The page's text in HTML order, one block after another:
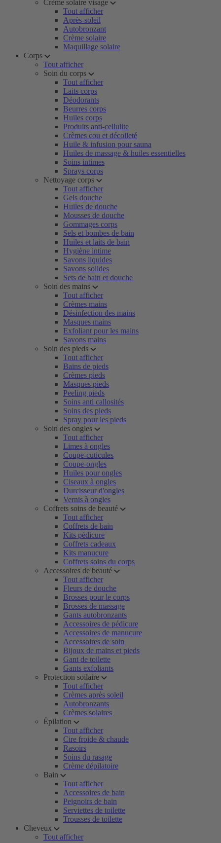
Crème solaire visage
Tout afficher
Après-soleil
Autobronzant
Crème solaire
Maquillage solaire
Corps
Tout afficher
Soin du corps
Tout afficher
Laits corps
Déodorants
Beurres corps
Huiles corps
Produits anti-cellulite
Crèmes cou et décolleté
Huile & infusion pour sauna
Huiles de massage & huiles essentielles
Soins intimes
Sprays corps
Nettoyage corps
Tout afficher
Gels douche
Huiles de douche
Mousses de douche
Gommages corps
Sels et bombes de bain
Huiles et laits de bain
Hygiène intime
Savons liquides
Savons solides
Sets de bain et douche
Soin des mains
Tout afficher
Crèmes mains
Désinfection des mains
Masques mains
Exfoliant pour les mains
Savons mains
Soin des pieds
Tout afficher
Bains de pieds
Crèmes pieds
Masques pieds
Peeling pieds
Soins anti callosités
Soins des pieds
Spray pour les pieds
Soin des ongles
Tout afficher
Limes à ongles
Coupe-cuticules
Coupe-ongles
Huiles pour ongles
Ciseaux à ongles
Durcisseur d'ongles
Vernis à ongles
Coffrets soins de beauté
Tout afficher
Coffrets de bain
Kits pédicure
Coffrets cadeaux
Kits manucure
Coffrets soins du corps
Accessoires de beauté
Tout afficher
Fleurs de douche
Brosses pour le corps
Brosses de massage
Gants autobronzants
Accessoires de pédicure
Accessoires de manucure
Accessoires de soin
Bijoux de mains et pieds
Gant de toilette
Gants exfoliants
Protection soilaire
Tout afficher
Crèmes après soleil
Autobronzants
Crèmes solaires
Épilation
Tout afficher
Cire froide & chaude
Rasoirs
Soins du rasage
Crème dépilatoire
Bain
Tout afficher
Accessoires de bain
Peignoirs de bain
Serviettes de toilette
Trousses de toilette
Cheveux
Tout afficher